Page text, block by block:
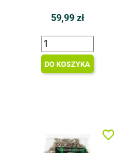
59,99 zł
DO KOSZYKA
favorite_border